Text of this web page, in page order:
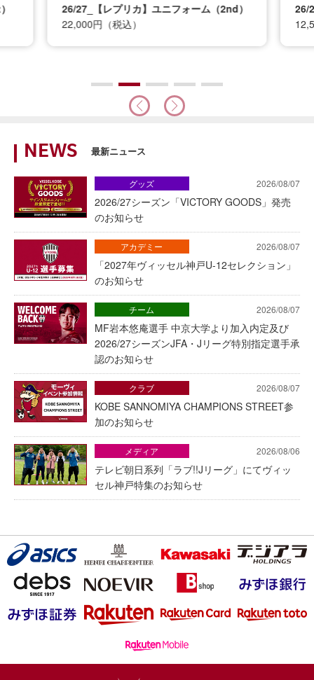
26/27_【レプリカ】ユニフォーム（2nd）
22,000円（税込）
26/
NEWS 最新ニュース
2026/08/07
2026/27シーズン「VICTORY GOODS」発売
のお知らせ
グッズ
2026/08/07
「2027年ヴィッセル神戸U-12セレクション」
のお知らせ
アカデミー
2026/08/07
MF岩本悠庵選手 中京大学より加入内定及び
2026/27シーズンJFA・Jリーグ特別指定選手承
認のお知らせ
チーム
2026/08/07
KOBE SANNOMIYA CHAMPIONS STREET参
加のお知らせ
クラブ
2026/08/06
テレビ朝日系列「ラブ!!Jリーグ」にてヴィッ
セル神戸特集のお知らせ
メディア